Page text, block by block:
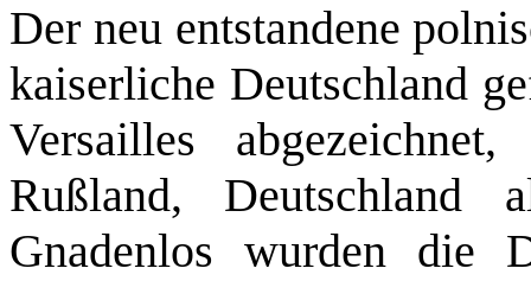
Der neu entstandene
kaiserliche Deutschland
Versailles
Rußland, Deutschland
Gnadenlos wurden die